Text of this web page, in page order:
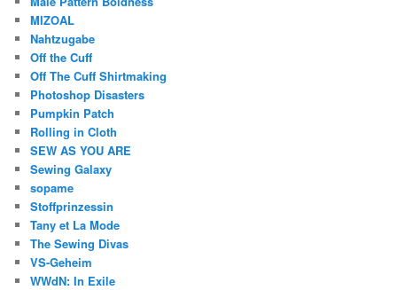
MIZOAL
Nahtzugabe
Off the Cuff
Off The Cuff Shirtmaking
Photoshop Disasters
Pumpkin Patch
Rolling in Cloth
SEW AS YOU ARE
Sewing Galaxy
sopame
Stoffprinzessin
Tany et La Mode
The Sewing Divas
VS-Geheim
WWdN: In Exile